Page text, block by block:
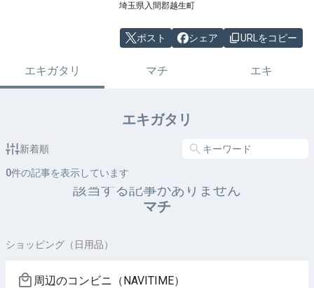
埼玉県入間郡越生町
ポスト シェア URLをコピー
エキガタリ マチ エキ
エキガタリ
新着順
0件の記事を表示しています
該当する記事がありません
マチ
ショッピング（日用品）
周辺のコンビニ（NAVITIME）